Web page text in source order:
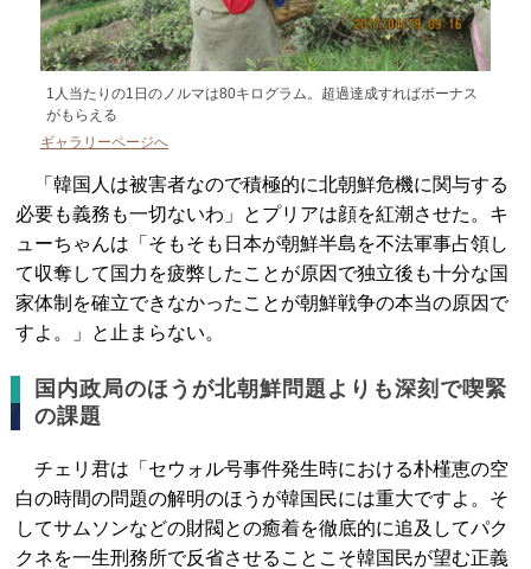
1人当たりの1日のノルマは80キログラム。超過達成すればボーナス
がもらえる
ギャラリーページへ
「韓国人は被害者なので積極的に北朝鮮危機に関与する
必要も義務も一切ないわ」とプリアは顔を紅潮させた。キ
ューちゃんは「そもそも日本が朝鮮半島を不法軍事占領し
て収奪して国力を疲弊したことが原因で独立後も十分な国
家体制を確立できなかったことが朝鮮戦争の本当の原因で
すよ。」と止まらない。
国内政局のほうが北朝鮮問題よりも深刻で喫緊
の課題
チェリ君は「 セウォル号事件発生時における朴槿恵の空
白の時間の問題の解明のほうが韓国民には重大ですよ。そ
してサムソンなどの財閥との癒着を徹底的に追及してパク
クネを一生刑務所で反省させることこそ韓国民が望む正義